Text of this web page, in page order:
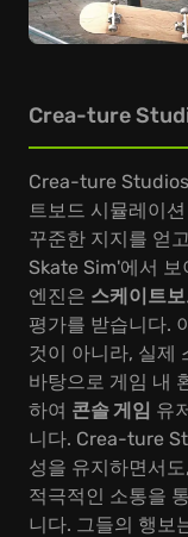
Crea-ture
Crea-ture Studios
트보드 시뮬레이
꾸준한 지지를 얻
Skate Sim'에서 보
엔진은 스케이트
평가를 받습니다.
것이 아니라, 실제
바탕으로 게임 내
하여 콘솔 게임 유
니다. Crea-ture
성을 유지하면서
적극적인 소통을
니다. 그들의 행보